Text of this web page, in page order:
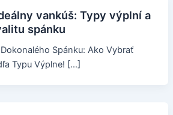
vankúš: Typy výplní a
spánku
Spánku: Ako Vybrať
Typu Výplne! […]